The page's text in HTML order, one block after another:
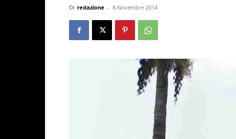
Di redazione - 8 Novembre 2014